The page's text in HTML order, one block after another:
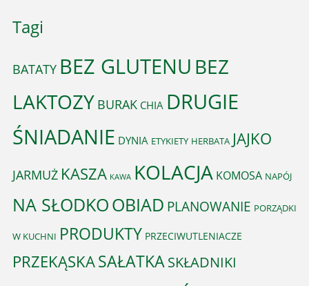
Tagi
BATATY BEZ GLUTENU BEZ
LAKTOZY BURAK CHIA DRUGIE
ŚNIADANIE DYNIA ETYKIETY HERBATA JAJKO
JARMUŻ KASZA KAWA KOLACJA KOMOSA NAPÓJ
NA SŁODKOOBIAD PLANOWANIE PORZĄDKI
W KUCHNI PRODUKTY PRZECIWUTLENIACZE
PRZEKĄSKASAŁATKASKŁADNIKI